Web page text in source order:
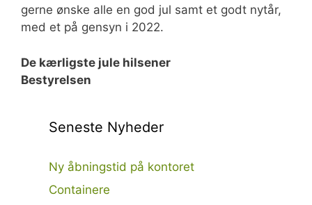
gerne ønske alle en god jul samt et godt nytår,
med et på gensyn i 2022.
De kærligste jule hilsener
Bestyrelsen
Seneste Nyheder
Ny åbningstid på kontoret
Containere